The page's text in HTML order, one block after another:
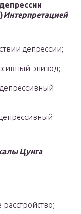
Интерпретацией
депрессии;
эпизод;
Цунга